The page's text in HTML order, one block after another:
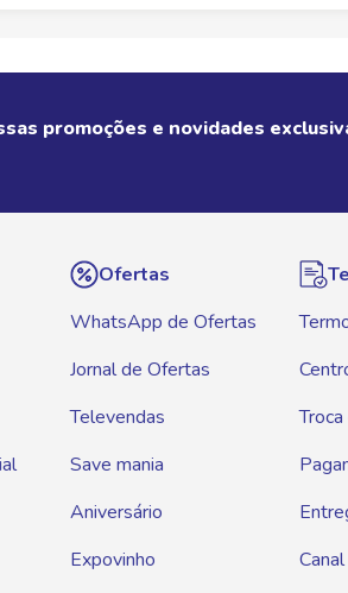
promoções e novidades
Ofertas
WhatsApp de Ofertas
Jornal de Ofertas
Televendas
Save mania
Aniversário
Expovinho